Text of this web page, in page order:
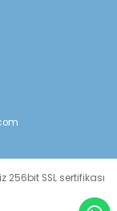
256bit SSL sertifikası